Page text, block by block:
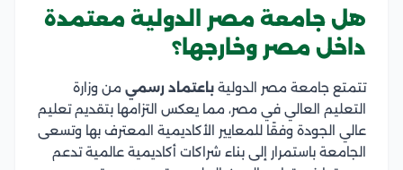
هل جامعة مصر الدولية معتمدة
داخل مصر وخارجها؟
تتمتع جامعة مصر الدولية باعتماد رسمي من وزارة
التعليم العالي في مصر، مما يعكس التزامها بتقديم تعليم
عالي الجودة وفقًا للمعايير الأكاديمية المعترف بها وتسعى
الجامعة باستمرار إلى بناء شراكات أكاديمية عالمية تدعم